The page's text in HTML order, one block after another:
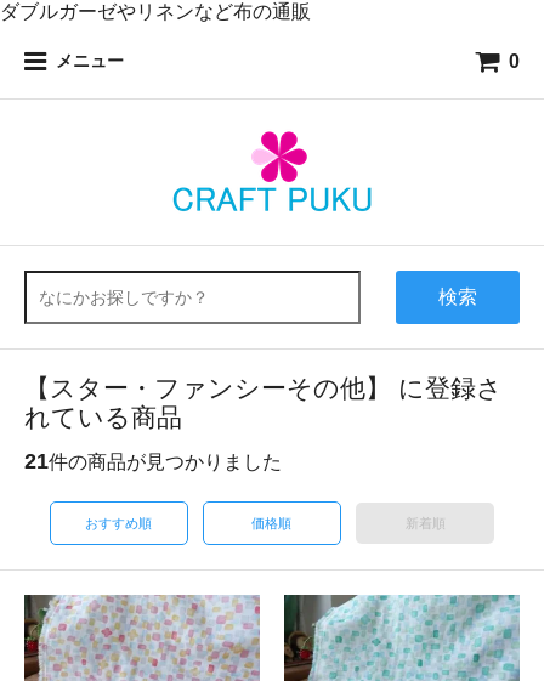
ダブルガーゼやリネンなど布の通販
メニュー 0
検索
【スター・ファンシーその他】 に登録さ
れている商品
21件の商品が見つかりました
おすすめ順 価格順 新着順